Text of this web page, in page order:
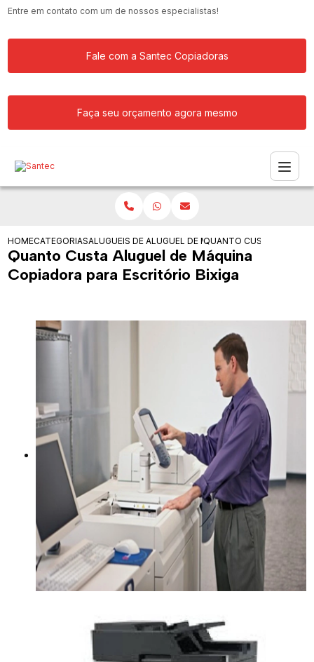
Entre em contato com um de nossos especialistas!
Fale com a Santec Copiadoras
Faça seu orçamento agora mesmo
HOMECATEGORIASALUGUEIS DE COPIADORASALUGUEL DE MAQUINA COPIADORA
QUANTO CUSTA
Quanto Custa Aluguel de Máquina
Copiadora para Escritório Bixiga